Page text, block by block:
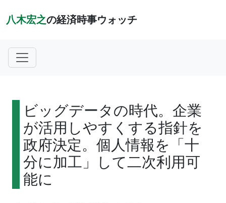
八木宏之の経済時事ウォッチ
ビッグデータの時代。企業
が活用しやすくする指針を
政府決定。個人情報を「十
分に加工」して二次利用可
能に